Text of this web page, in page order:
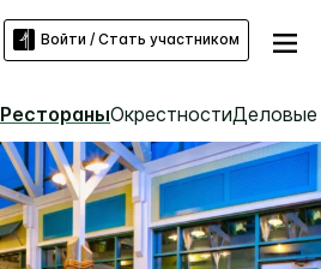
Войти / Стать участником
РестораныОкрестностиДеловые